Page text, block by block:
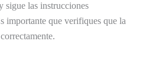
sigue las instrucciones
importante que verifiques que la